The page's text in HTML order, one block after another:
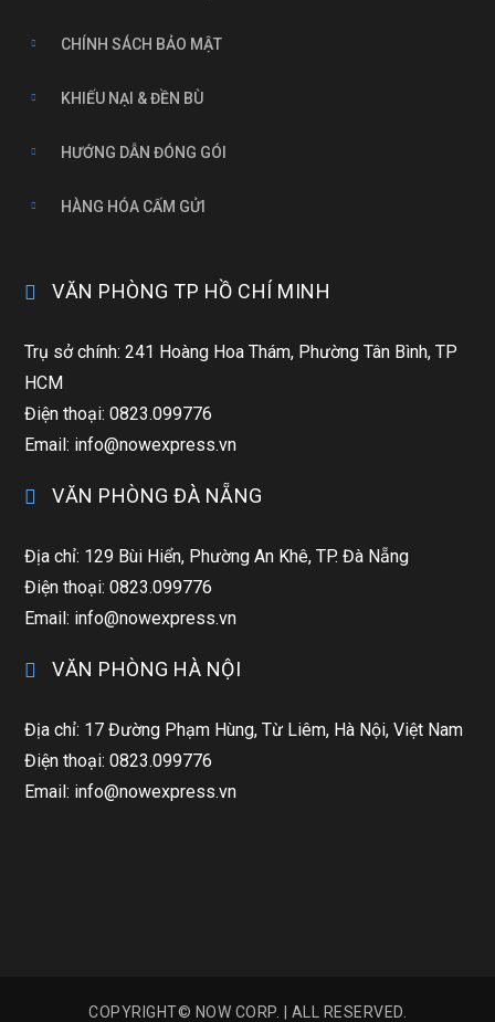
CHÍNH SÁCH BẢO MẬT
KHIẾU NẠI & ĐỀN BÙ
HƯỚNG DẪN ĐÓNG GÓI
HÀNG HÓA CẤM GỬI
VĂN PHÒNG TP HỒ CHÍ MINH
Trụ sở chính: 241 Hoàng Hoa Thám, Phường Tân Bình, TP
HCM
Điện thoại: 0823.099776
Email: info@nowexpress.vn
VĂN PHÒNG ĐÀ NẴNG
Địa chỉ: 129 Bùi Hiển, Phường An Khê, TP. Đà Nẵng
Điện thoại: 0823.099776
Email: info@nowexpress.vn
VĂN PHÒNG HÀ NỘI
Địa chỉ: 17 Đường Phạm Hùng, Từ Liêm, Hà Nội, Việt Nam
Điện thoại: 0823.099776
Email: info@nowexpress.vn
COPYRIGHT© NOW CORP. | ALL RESERVED.